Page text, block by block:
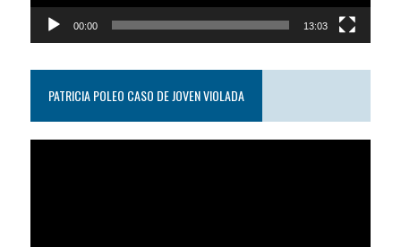
00:00 13:03
PATRICIA POLEO CASO DE JOVEN VIOLADA